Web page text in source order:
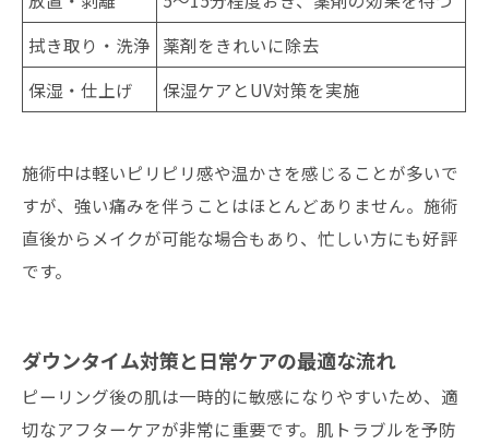
拭き取り・洗浄 薬剤をきれいに除去
保湿・仕上げ
保湿ケアとUV対策を実施
施術中は軽いピリピリ感や温かさを感じることが多いで
すが、強い痛みを伴うことはほとんどありません。施術
直後からメイクが可能な場合もあり、忙しい方にも好評
です。
ダウンタイム対策と日常ケアの最適な流れ
ピーリング後の肌は一時的に敏感になりやすいため、適
切なアフターケアが非常に重要です。肌トラブルを予防